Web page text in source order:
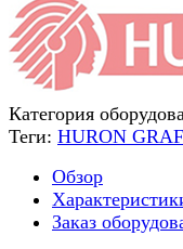
Категория
Теги: HURON
Обзор
Заказ